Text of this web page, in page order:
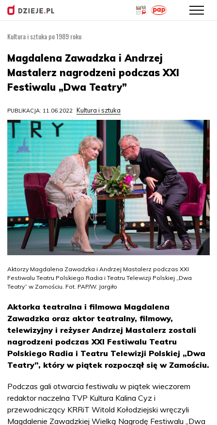
treści
Kultura i sztuka po 1989 roku
Magdalena Zawadzka i Andrzej
Mastalerz nagrodzeni podczas XXI
Festiwalu „Dwa Teatry”
PUBLIKACJA: 11.06.2022 Kultura i sztuka
Aktorzy Magdalena Zawadzka i Andrzej Mastalerz podczas XXI
Festiwalu Teatru Polskiego Radia i Teatru Telewizji Polskiej „Dwa
Teatry” w Zamościu. Fot. PAP/W. Jargiło
Aktorka teatralna i filmowa Magdalena
Zawadzka oraz aktor teatralny, filmowy,
telewizyjny i reżyser Andrzej Mastalerz zostali
nagrodzeni podczas XXI Festiwalu Teatru
Polskiego Radia i Teatru Telewizji Polskiej „Dwa
Teatry”, który w piątek rozpoczął się w Zamościu.
Podczas gali otwarcia festiwalu w piątek wieczorem
redaktor naczelna TVP Kultura Kalina Cyz i
przewodniczący KRRiT Witold Kołodziejski wręczyli
Magdalenie Zawadzkiej Wielką Nagrodę Festiwalu „Dwa